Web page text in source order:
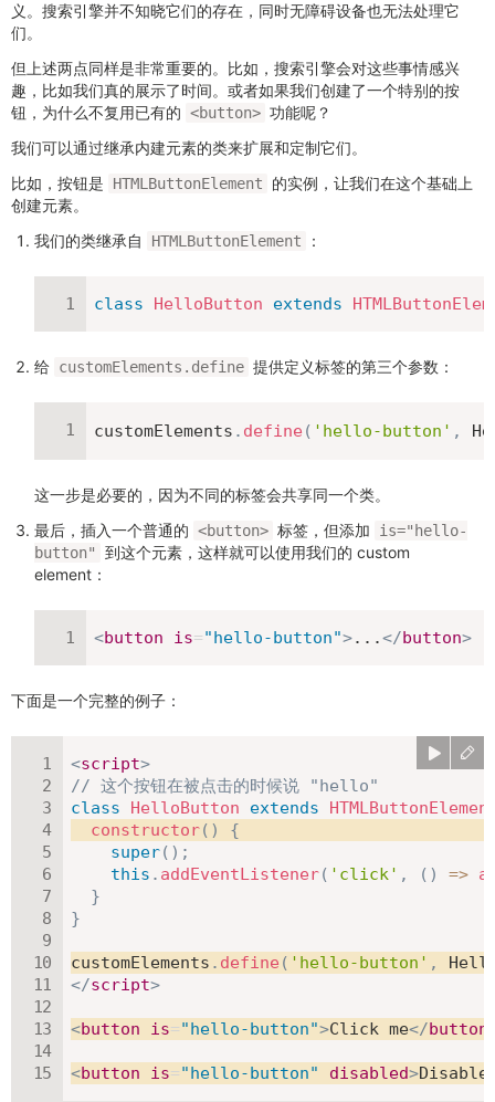
义。搜索引擎并不知晓它们的存在，同时无障碍设备也无法处理它
们。
但上述两点同样是非常重要的。比如，搜索引擎会对这些事情感兴
趣，比如我们真的展示了时间。或者如果我们创建了一个特别的按
钮，为什么不复用已有的 <button> 功能呢？
我们可以通过继承内建元素的类来扩展和定制它们。
比如，按钮是
HTMLButtonElement
的实例，让我们在这个基础上
创建元素。
我们的类继承自
HTMLButtonElement ：
class HelloButton extends
给 customElements.define 提供定义标签的第三个参数：
customElements . define ( 'hello-button' ,
这一步是必要的，因为不同的标签会共享同一个类。
最后，插入一个普通的 <button> 标签，但添加
is="hello-
button"
到这个元素，这样就可以使用我们的 custom
element：
<button is="hello-button">...</button>
下面是一个完整的例子：
<script>
// 这个按钮在被点击的时候说 "hello"
class
HelloButton extends
constructor( )
{
super( ) ;
this . addEventListener( 'click' , ( ) =>
}
}
customElements . define ( 'hello-button' ,
</script>
<button is="hello-button">Click me</button
<button is="hello-button" disabled>